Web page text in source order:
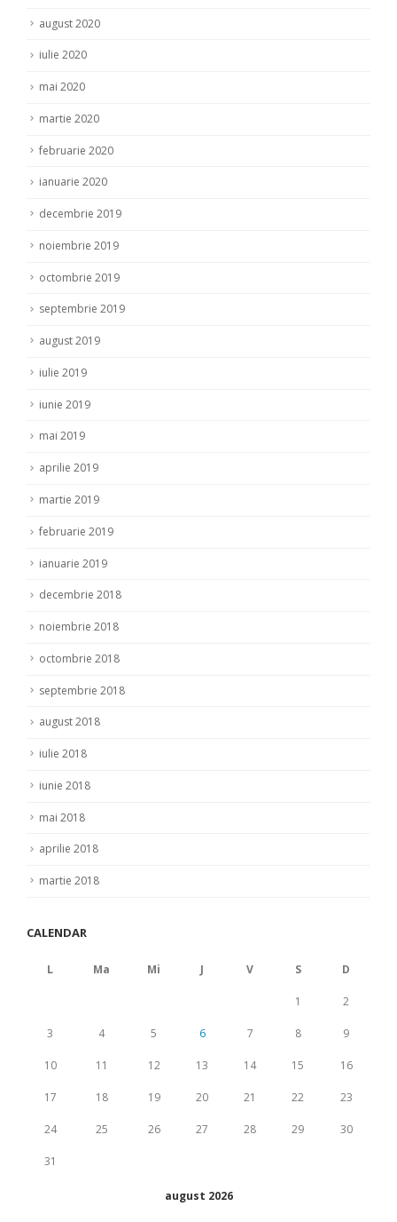
august 2020
iulie 2020
mai 2020
martie 2020
februarie 2020
ianuarie 2020
decembrie 2019
noiembrie 2019
octombrie 2019
septembrie 2019
august 2019
iulie 2019
iunie 2019
mai 2019
aprilie 2019
martie 2019
februarie 2019
ianuarie 2019
decembrie 2018
noiembrie 2018
octombrie 2018
septembrie 2018
august 2018
iulie 2018
iunie 2018
mai 2018
aprilie 2018
martie 2018
CALENDAR
august 2026
L Ma Mi J V S D
1 2
3 4 5 6 7 8 9
10 11 12 13 14 15 16
17 18 19 20 21 22 23
24 25 26 27 28 29 30
31